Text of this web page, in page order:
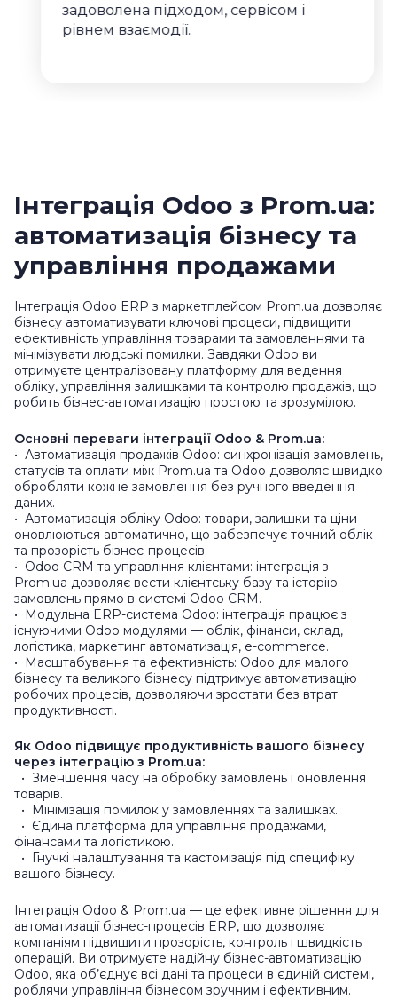
задоволена підходом, сервісом і
рівнем взаємодії.
Інтеграція Odoo з Prom.ua:
автоматизація бізнесу та
управління продажами
Інтеграція Odoo ERP з маркетплейсом Prom.ua дозволяє
бізнесу автоматизувати ключові процеси, підвищити
ефективність управління товарами та замовленнями та
мінімізувати людські помилки. Завдяки Odoo ви
отримуєте централізовану платформу для ведення
обліку, управління залишками та контролю продажів, що
робить бізнес-автоматизацію простою та зрозумілою.
Основні переваги інтеграції Odoo & Prom.ua:
• Автоматизація продажів Odoo: синхронізація замовлень,
статусів та оплати між Prom.ua та Odoo дозволяє швидко
обробляти кожне замовлення без ручного введення
даних.
• Автоматизація обліку Odoo: товари, залишки та ціни
оновлюються автоматично, що забезпечує точний облік
та прозорість бізнес-процесів.
• Odoo CRM та управління клієнтами: інтеграція з
Prom.ua дозволяє вести клієнтську базу та історію
замовлень прямо в системі Odoo CRM.
• Модульна ERP-система Odoo: інтеграція працює з
існуючими Odoo модулями — облік, фінанси, склад,
логістика, маркетинг автоматизація, e-commerce.
• Масштабування та ефективність: Odoo для малого
бізнесу та великого бізнесу підтримує автоматизацію
робочих процесів, дозволяючи зростати без втрат
продуктивності.
Як Odoo підвищує продуктивність вашого бізнесу
через інтеграцію з Prom.ua:
• Зменшення часу на обробку замовлень і оновлення
товарів.
• Мінімізація помилок у замовленнях та залишках.
• Єдина платформа для управління продажами,
фінансами та логістикою.
• Гнучкі налаштування та кастомізація під специфіку
вашого бізнесу.
Інтеграція Odoo & Prom.ua — це ефективне рішення для
автоматизації бізнес-процесів ERP, що дозволяє
компаніям підвищити прозорість, контроль і швидкість
операцій. Ви отримуєте надійну бізнес-автоматизацію
Odoo, яка об’єднує всі дані та процеси в єдиній системі,
роблячи управління бізнесом зручним і ефективним.